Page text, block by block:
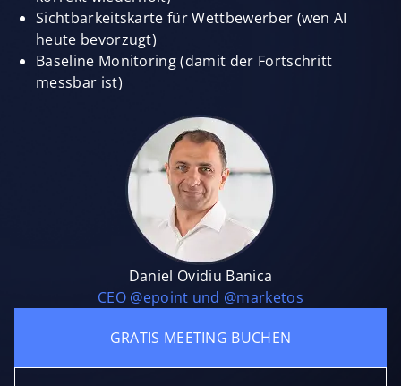
Sichtbarkeitskarte für Wettbewerber (wen AI
heute bevorzugt)
Baseline Monitoring (damit der Fortschritt
messbar ist)
Daniel Ovidiu Banica
CEO @epoint und @marketos
GRATIS MEETING BUCHEN